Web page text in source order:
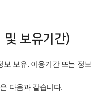
보유기간)
보 보유․이용기간 또는 정
다음과 같습니다.